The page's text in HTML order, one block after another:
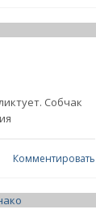
Собчак
Комментировать